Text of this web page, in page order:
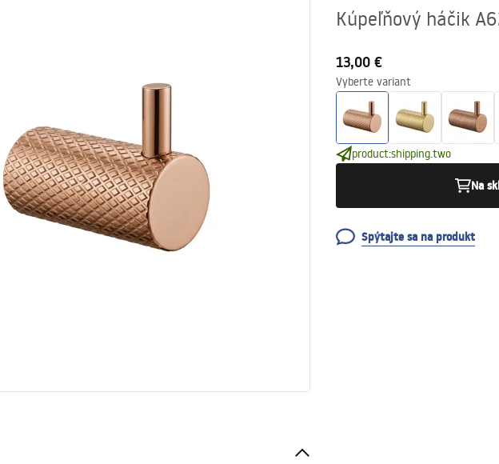
Kúpeľňový háčik
13,00 €
Vyberte variant
product:shipping.two
Na
Spýtajte sa na produkt